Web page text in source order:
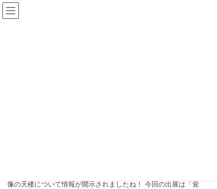
コ
ン
ナ
ビ
像の天楼について情報が開示されましたね！ 今回の出展は「覚